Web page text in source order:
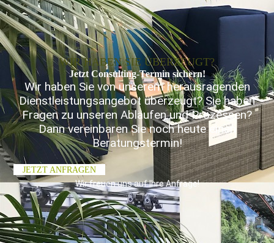
WIR HABEN SIE ÜBERZEUGT?
Jetzt Consulting-Termin sichern!
Wir haben Sie von unserem herausragenden
Dienstleistungsangebot überzeugt? Sie haben
Fragen zu unseren Abläufen und Prozessen?
Dann vereinbaren Sie noch heute einen
Beratungstermin!
JETZT ANFRAGEN
Wir freuen uns auf Ihre Anfrage!